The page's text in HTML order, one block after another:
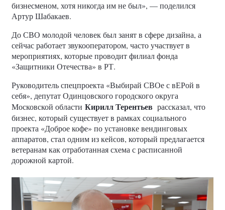
бизнесменом, хотя никогда им не был», — поделился
Артур Шабакаев.
До СВО молодой человек был занят в сфере дизайна, а
сейчас работает звукооператором, часто участвует в
мероприятиях, которые проводит филиал фонда
«Защитники Отечества» в РТ.
Руководитель спецпроекта «Выбирай СВОе с вЕРой в
себя», депутат Одинцовского городского округа
Московской области Кирилл Терентьев рассказал, что
бизнес, который существует в рамках социального
проекта «Доброе кофе» по установке вендинговых
аппаратов, стал одним из кейсов, который предлагается
ветеранам как отработанная схема с расписанной
дорожной картой.